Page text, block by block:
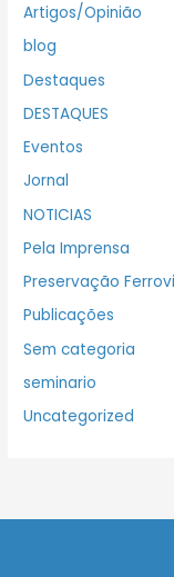
Artigos/Opinião
blog
Destaques
DESTAQUES
Eventos
Jornal
NOTICIAS
Pela Imprensa
Preservação
Publicações
Sem categoria
seminario
Uncategorized